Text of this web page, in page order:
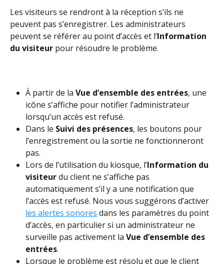
Les visiteurs se rendront à la réception s’ils ne
peuvent pas s’enregistrer. Les administrateurs
peuvent se référer au point d’accès et l’Information
du visiteur pour résoudre le problème.
À partir de la Vue d’ensemble des entrées, une
icône s’affiche pour notifier l’administrateur
lorsqu’un accès est refusé.
Dans le Suivi des présences, les boutons pour
l’enregistrement ou la sortie ne fonctionneront
pas.
Lors de l’utilisation du kiosque, l’Information du
visiteur du client ne s’affiche pas
automatiquement s’il y a une notification que
l’accès est refusé. Nous vous suggérons d’activer
les alertes sonores dans les paramètres du point
d’accès, en particulier si un administrateur ne
surveille pas activement la Vue d’ensemble des
entrées.
Lorsque le problème est résolu et que le client